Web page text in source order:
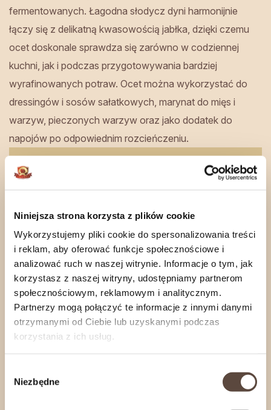
Niniejsza strona korzysta z plików cookie
Wykorzystujemy pliki cookie do spersonalizowania treści
i reklam, aby oferować funkcje społecznościowe i
analizować ruch w naszej witrynie. Informacje o tym, jak
korzystasz z naszej witryny, udostępniamy partnerom
społecznościowym, reklamowym i analitycznym.
Partnerzy mogą połączyć te informacje z innymi danymi
otrzymanymi od Ciebie lub uzyskanymi podczas
korzystania z ich usług.
zgody
Niezbędne
fermentowanych. Łagodna słodycz dyni harmonijnie
łączy się z delikatną kwasowością jabłka, dzięki czemu
ocet doskonale sprawdza się zarówno w codziennej
kuchni, jak i podczas przygotowywania bardziej
wyrafinowanych potraw. Ocet można wykorzystać do
dressingów i sosów sałatkowych, marynat do mięs i
warzyw, pieczonych warzyw oraz jako dodatek do
napojów po odpowiednim rozcieńczeniu.
Nasze wyroby wędzimy na bieżąco, wedle
zapotrzebowania Naszych Klientów.
poniedziałku
doczwartku
skontaktuj się z nami.
Informacje o produkcie
Rozwiń
zobacz również